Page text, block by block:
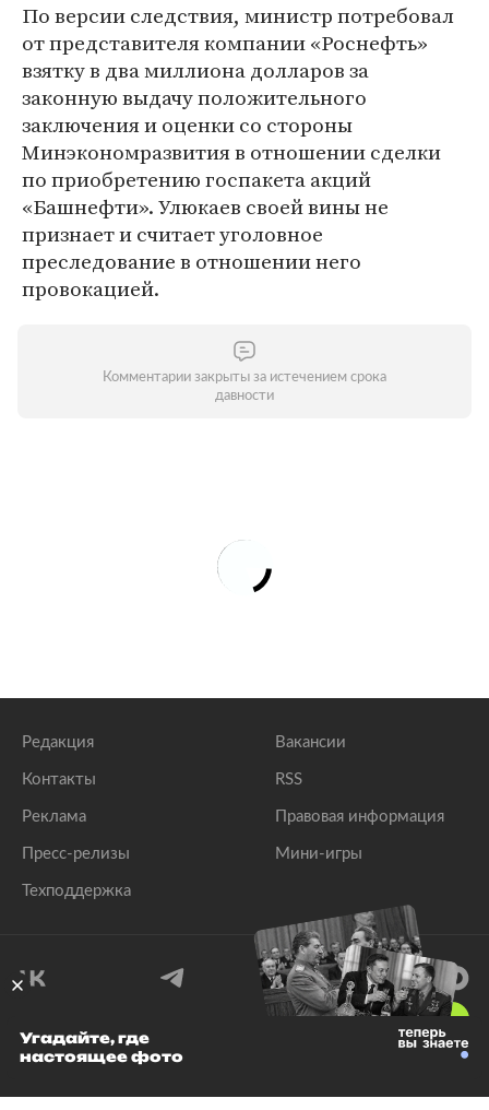
По версии следствия, министр потребовал
от представителя компании «Роснефть»
взятку в два миллиона долларов за
законную выдачу положительного
заключения и оценки со стороны
Минэкономразвития в отношении сделки
по приобретению госпакета акций
«Башнефти». Улюкаев своей вины не
признает и считает уголовное
преследование в отношении него
провокацией.
Комментарии закрыты за истечением срока
давности
Редакция
Контакты
Реклама
Пресс-релизы
Техподдержка
Вакансии
RSS
Правовая информация
Мини-игры
© 1999–2026 Все права защищены.
Угадайте, где
настоящее фото